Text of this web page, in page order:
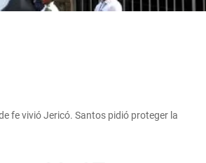
fe vivió Jericó. Santos pidió proteger la